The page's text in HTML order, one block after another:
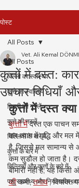
पोस्ट
All Posts
बिल्ली का स्वास्थ्य
कुत्ते का स्वास्थ्य
बिल्ली की नस्लें
कुत्ते की नस्लें
बिल्लियों के बारे में
कुत्तों के बारे में
बिल्लियों और कुत्तों के बारे में
पशु स्वास्थ्य और नियामकीय
All Posts
कुत्तों में दस्त:
उपचार विधियाँ
Vet. Ali Kemal
कुत्तों में दस्त
कुत्तों में दस्त एक पाचन
मल त्याग में वृद्धि और मल में
है, जिससे मल सामान्य से
कम सुडौल हो जाता है।
बीमारी नहीं है; यह किसी
की कमी, तनाव , विषाक्त